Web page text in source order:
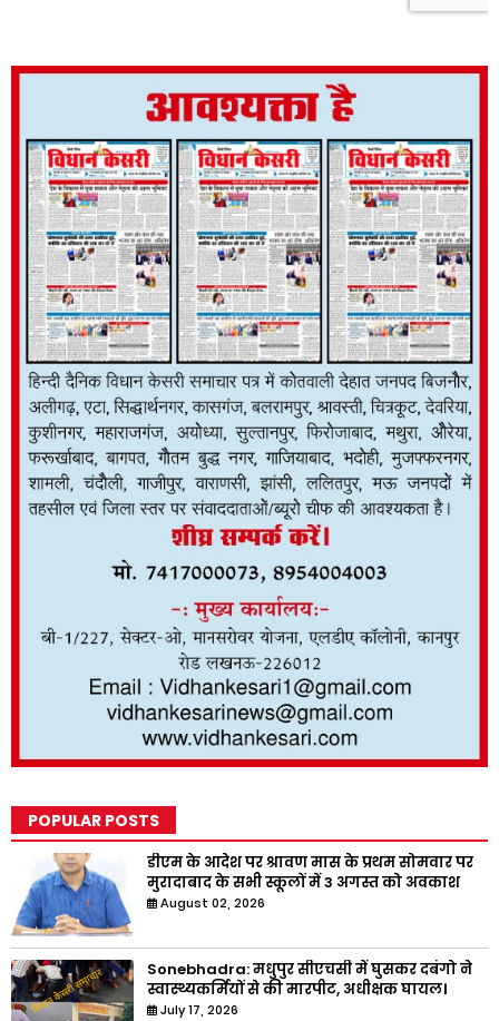
POPULAR POSTS
डीएम के आदेश पर श्रावण मास के प्रथम सोमवार पर
मुरादाबाद के सभी स्कूलों में 3 अगस्त को अवकाश
August 02, 2026
Sonebhadra: मधुपुर सीएचसी में घुसकर दबंगो ने
स्वास्थ्यकर्मियों से की मारपीट, अधीक्षक घायल।
July 17, 2026